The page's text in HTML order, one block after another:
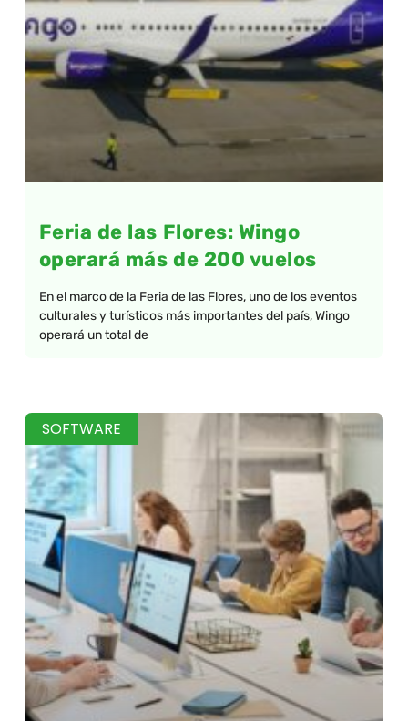
Feria de las Flores: Wingo
operará más de 200 vuelos
En el marco de la Feria de las Flores, uno de los eventos
culturales y turísticos más importantes del país, Wingo
operará un total de
SOFTWARE